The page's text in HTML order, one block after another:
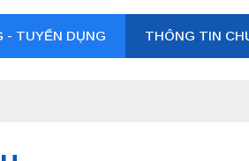
- TUYỂN DỤNG THÔNG TIN